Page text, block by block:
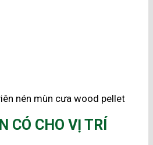
nén mùn cưa wood pellet
CÓ CHO VỊ TRÍ